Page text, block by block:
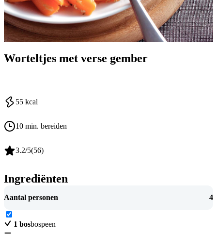
Worteltjes met verse gember
55 kcal
10 min. bereiden
3.2/5(56)
Ingrediënten
Aantal personen 4
1 bosbospeen